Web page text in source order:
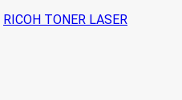
RICOH TONER LASER